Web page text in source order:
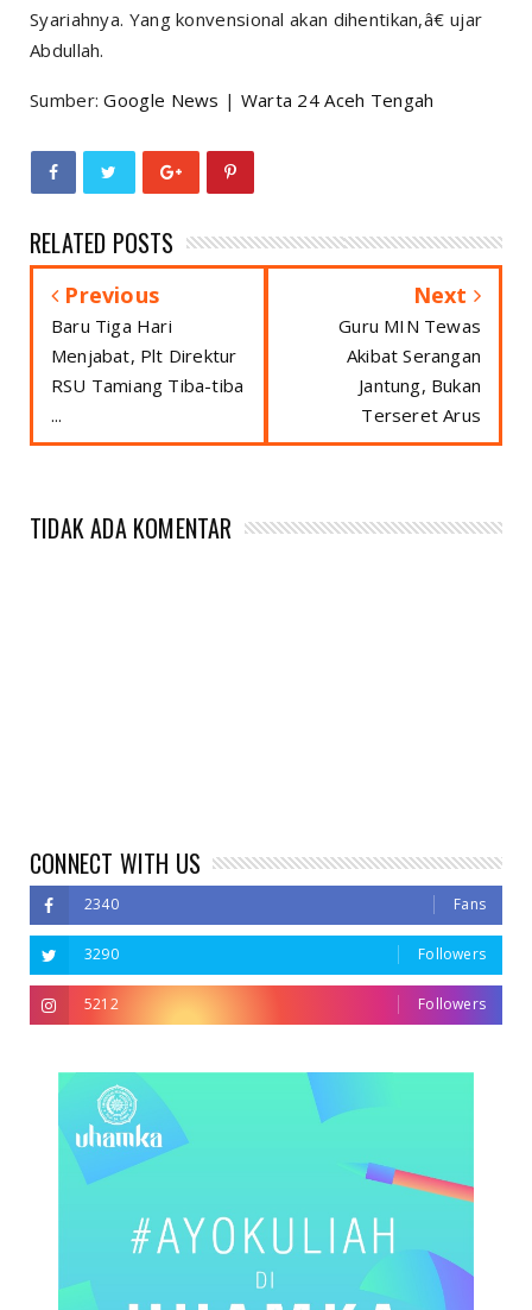
Syariahnya. Yang konvensional akan dihentikan,â€ ujar
Abdullah.
Sumber:Google News | Warta 24 Aceh Tengah
RELATED POSTS
Previous
Baru Tiga Hari
Menjabat, Plt Direktur
RSU Tamiang Tiba-tiba
...
Next
Guru MIN Tewas
Akibat Serangan
Jantung, Bukan
Terseret Arus
TIDAK ADA KOMENTAR
CONNECT WITH US
2340 Fans
3290 Followers
5212 Followers